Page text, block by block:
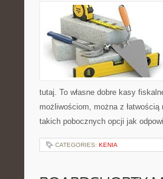
tutaj. To własne dobre kasy
możliwościom, można z
takich pobocznych opcji jak
CATEGORIES: KENIA